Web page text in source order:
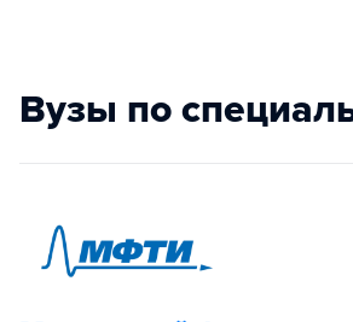
Вузы по